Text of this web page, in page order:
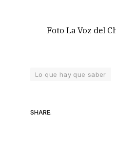
Foto La Voz del
Lo que hay que saber
SHARE.